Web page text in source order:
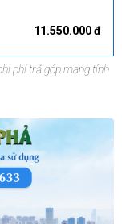
11.550.000 đ
phí trả góp mang tính